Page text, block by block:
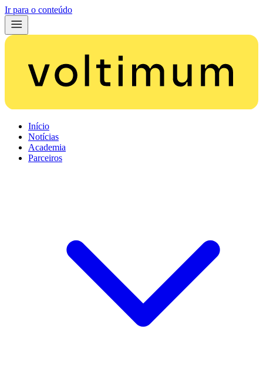
Ir para o conteúdo
Início
Notícias
Academia
Parceiros